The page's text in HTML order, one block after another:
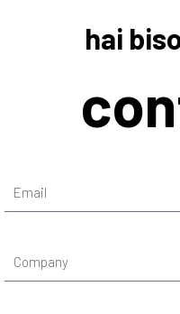
hai